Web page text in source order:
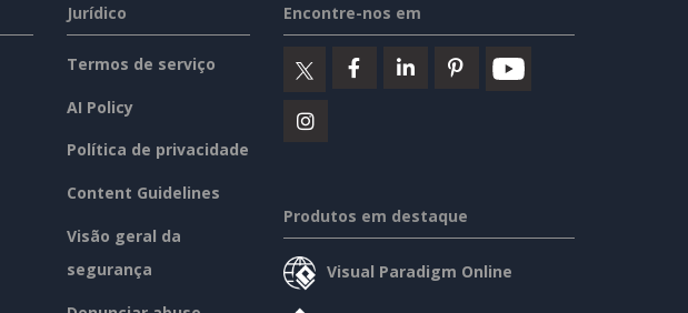
Jurídico
Termos de serviço
AI Policy
Política de privacidade
Content Guidelines
Visão geral da
segurança
Encontre-nos em
Produtos em destaque
Visual Paradigm Online